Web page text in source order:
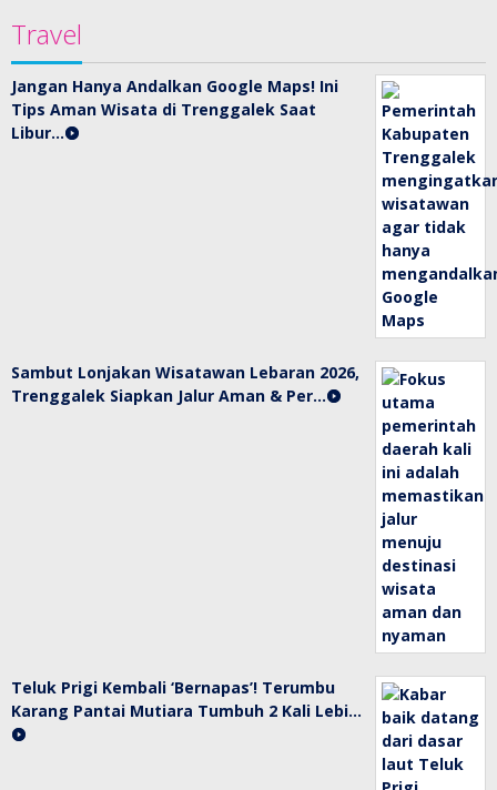
Travel
Jangan Hanya Andalkan Google Maps! Ini
Tips Aman Wisata di Trenggalek Saat
Libur…
Sambut Lonjakan Wisatawan Lebaran 2026,
Trenggalek Siapkan Jalur Aman & Per…
Teluk Prigi Kembali ‘Bernapas’! Terumbu
Karang Pantai Mutiara Tumbuh 2 Kali Lebi…